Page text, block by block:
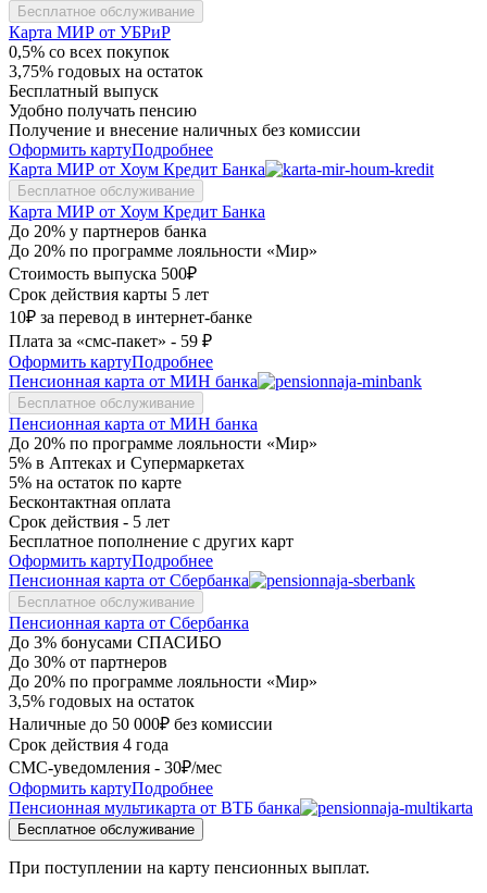
Бесплатное обслуживание
Карта МИР от УБРиР
0,5% со всех покупок
3,75% годовых на остаток
Бесплатный выпуск
Удобно получать пенсию
Получение и внесение наличных без комиссии
Оформить картуПодробнее
Карта МИР от Хоум Кредит Банка
Бесплатное обслуживание
Карта МИР от Хоум Кредит Банка
До 20% у партнеров банка
До 20% по программе лояльности «Мир»
Стоимость выпуска 500₽
Срок действия карты 5 лет
10₽ за перевод в интернет-банке
Плата за «смс-пакет» - 59 ₽
Оформить картуПодробнее
Пенсионная карта от МИН банка
Бесплатное обслуживание
Пенсионная карта от МИН банка
До 20% по программе лояльности «Мир»
5% в Аптеках и Супермаркетах
5% на остаток по карте
Бесконтактная оплата
Срок действия - 5 лет
Бесплатное пополнение с других карт
Оформить картуПодробнее
Пенсионная карта от Сбербанка
Бесплатное обслуживание
Пенсионная карта от Сбербанка
До 3% бонусами СПАСИБО
До 30% от партнеров
До 20% по программе лояльности «Мир»
3,5% годовых на остаток
Наличные до 50 000₽ без комиссии
Срок действия 4 года
СМС-уведомления - 30₽/мес
Оформить картуПодробнее
Пенсионная мультикарта от ВТБ банка
Бесплатное обслуживание
При поступлении на карту пенсионных выплат.